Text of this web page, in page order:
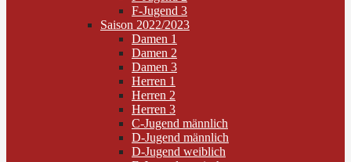
F-Jugend 3
Saison 2022/2023
Damen 1
Damen 2
Damen 3
Herren 1
Herren 2
Herren 3
C-Jugend männlich
D-Jugend männlich
D-Jugend weiblich